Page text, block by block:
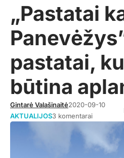
„Pastatai
pastatai,
būtina
Gintarė Valašinaitė2020-09-10
AKTUALIJOS3 komentarai